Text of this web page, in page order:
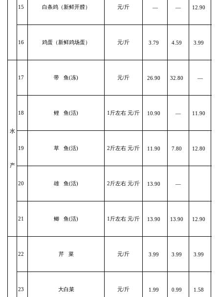
15 白条鸡（新鲜开膛） 元/斤 — — 12.90
16 鸡蛋（新鲜鸡场蛋） 元/斤 3.79 4.59 3.99
水
产
17 带 鱼(冻) 元/斤 26.90 32.80 —
18 鲤 鱼(活) 1斤左右 元/斤 10.90 — 11.90
19 草 鱼(活) 2斤左右 元/斤 11.90 7.80 12.80
20 雄 鱼(活) 2斤左右 元/斤 13.90 —
21 鲫 鱼(活) 1斤左右 元/斤 13.90 13.90 12.90
22 芹 菜 元/斤 3.99 3.99 3.99
23 大白菜 元/斤 1.99 0.99 1.58